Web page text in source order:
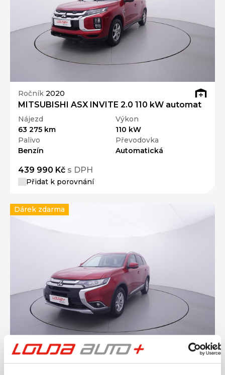
Ročník 2020
MITSUBISHI ASX INVITE 2.0 110 kW automat
Nájezd
63 275 km
Výkon
110 kW
Palivo
Benzín
Převodovka
Automatická
439 990 Kč s DPH
Přidat k porovnání
Ročník2017
MITSUBISHI OUTLANDER 2.0 Mivec 110 kW
Dárek zdarma